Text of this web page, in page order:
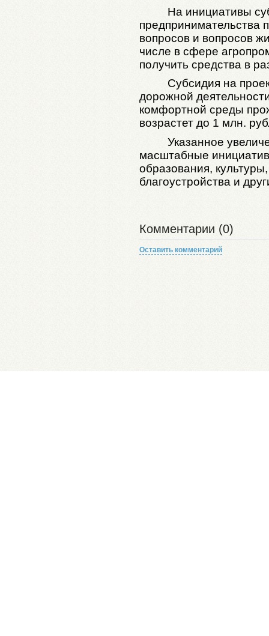
На инициативы
предпринимательства
вопросов и вопросов
числе в сфере
получить средства в
Субсидия на
дорожной
комфортной среды
возрастет до 1 млн.
Указанное
масштабные
образования,
благоустройства и
Комментарии (0)
Оставить комментарий